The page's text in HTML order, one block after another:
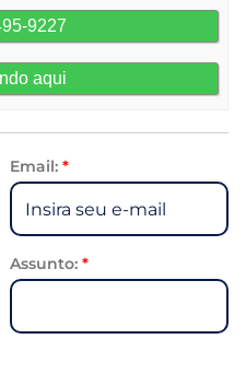
9227
aqui
Email: *
Assunto: *